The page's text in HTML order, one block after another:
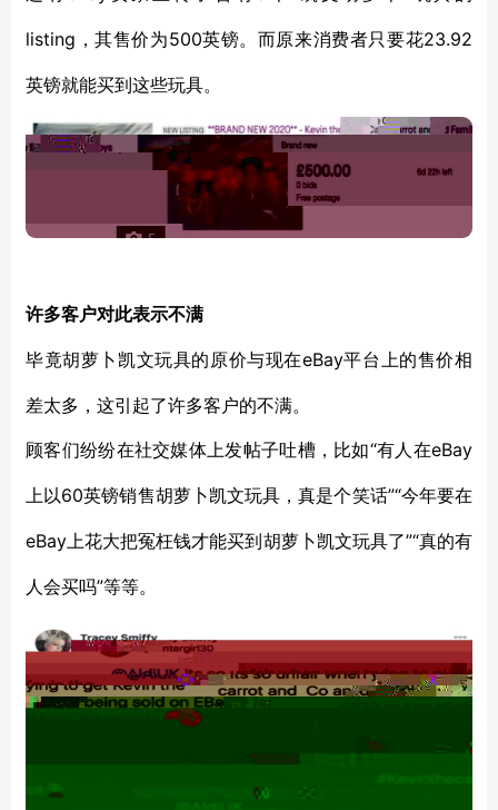
listing ，其售价为500英镑。 而原来消费者只要花23.92
英镑就能买到这些玩具。
许多客户对此表示不满
毕竟胡萝卜凯文玩具的原价与现在eBay平台上的售价相
差太多，这引起了许多客户的不满。
顾客们纷纷在社交媒体上发帖子吐槽，比如“有人在eBay
上以60英镑销售胡萝卜凯文玩具 ，真是个笑话”“今年要在
eBay上花大把冤枉钱才能买到胡萝卜凯文玩具了”“真的有
人会买吗”等等。